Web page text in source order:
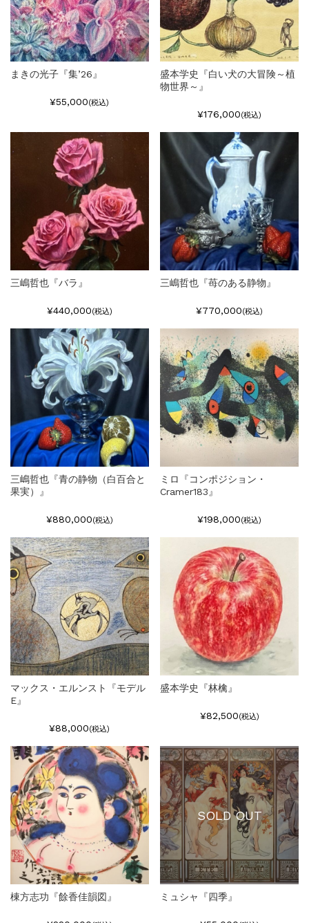
まきの光子『集’26』
¥55,000(税込)
盛本学史『白い犬の大冒険～植
物世界～』
¥176,000(税込)
三嶋哲也『バラ』
¥440,000(税込)
三嶋哲也『苺のある静物』
¥770,000(税込)
三嶋哲也『青の静物（白百合と
果実）』
¥880,000(税込)
ミロ『コンポジション・
Cramer183』
¥198,000(税込)
マックス・エルンスト『モデル
E』
¥88,000(税込)
盛本学史『林檎』
¥82,500(税込)
棟方志功『餘香佳韻図』
SOLD OUT
ミュシャ『四季』